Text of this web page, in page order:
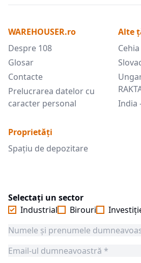
WAREHOUSER.ro
Despre 108
Glosar
Contacte
Prelucrarea datelor cu
caracter personal
Proprietăți
Spațiu de depozitare
Alte
Cehia
India
Selectați un sector
Industrial
Birouri